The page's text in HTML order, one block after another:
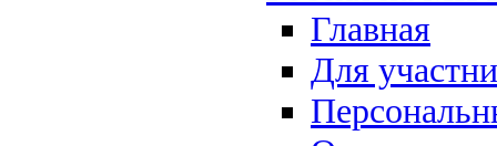
Главная
Для